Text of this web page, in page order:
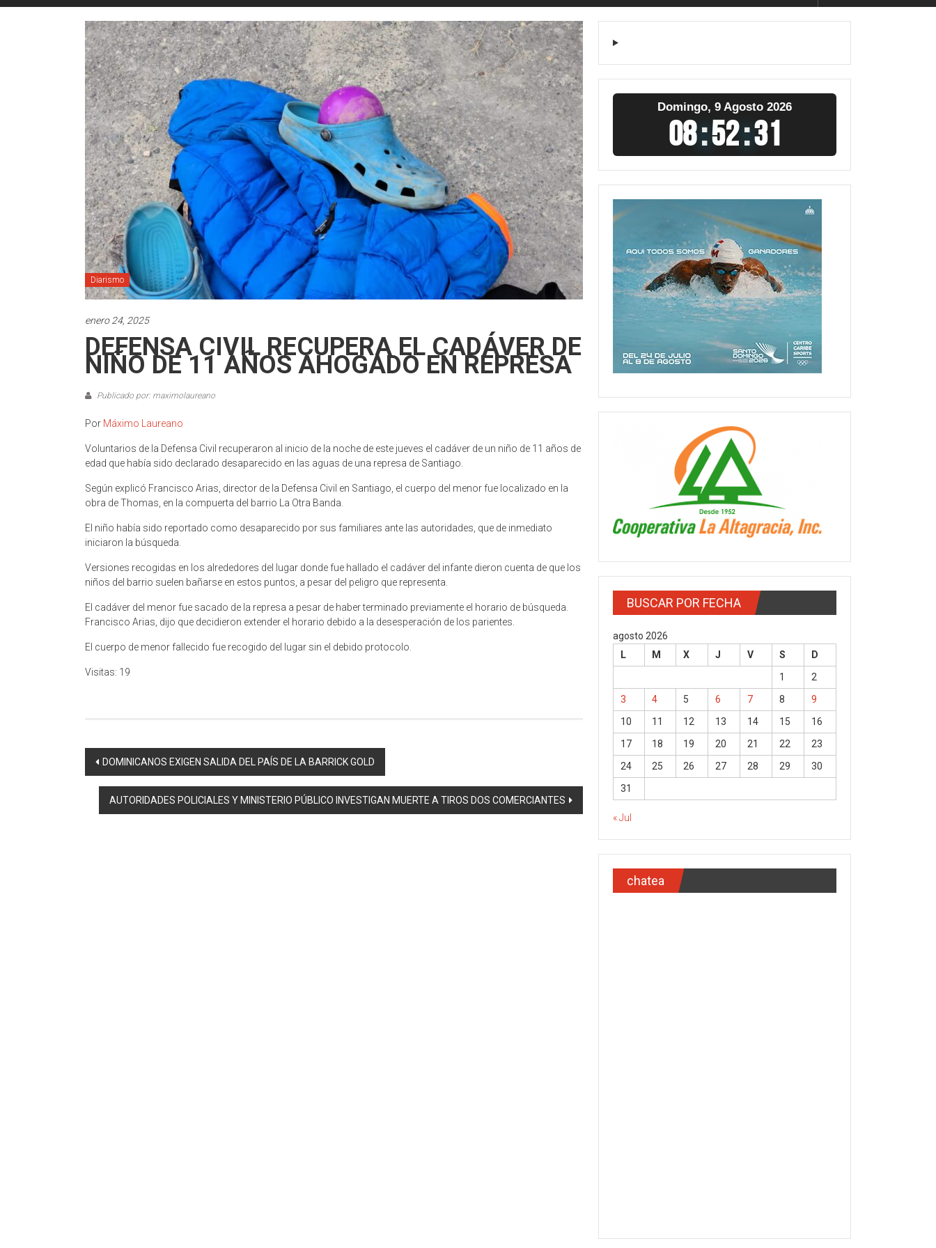
Diarismo
enero 24, 2025
DEFENSA CIVIL RECUPERA EL CADÁVER DE
NIÑO DE 11 AÑOS AHOGADO EN REPRESA
Publicado por: maximolaureano
Por Máximo Laureano
Voluntarios de la Defensa Civil recuperaron al inicio de la noche de este jueves el cadáver de un niño de 11 años de
edad que había sido declarado desaparecido en las aguas de una represa de Santiago.
Según explicó Francisco Arias, director de la Defensa Civil en Santiago, el cuerpo del menor fue localizado en la
obra de Thomas, en la compuerta del barrio La Otra Banda.
El niño había sido reportado como desaparecido por sus familiares ante las autoridades, que de inmediato
iniciaron la búsqueda.
Versiones recogidas en los alrededores del lugar donde fue hallado el cadáver del infante dieron cuenta de que los
niños del barrio suelen bañarse en estos puntos, a pesar del peligro que representa.
El cadáver del menor fue sacado de la represa a pesar de haber terminado previamente el horario de búsqueda.
Francisco Arias, dijo que decidieron extender el horario debido a la desesperación de los parientes.
El cuerpo de menor fallecido fue recogido del lugar sin el debido protocolo.
Visitas: 19
Navegación
de
entradas
DOMINICANOS EXIGEN SALIDA DEL PAÍS DE LA BARRICK GOLD
AUTORIDADES POLICIALES Y MINISTERIO PÚBLICO INVESTIGAN MUERTE A TIROS DOS COMERCIANTES
Domingo, 9 Agosto 2026
08:52:32
BUSCAR POR FECHA
agosto 2026
L
M X J V S
D
1
2
3
4 5 6 7 8
9
10
11 12 13 14 15
16
17
18 19 20 21 22
23
24
25 26 27 28 29
30
31
« Jul
chatea